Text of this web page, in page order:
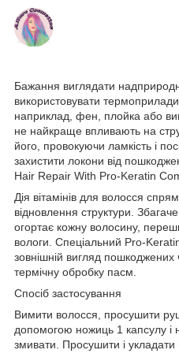
Бажання виглядати
використовувати
наприклад, фен, плойка або
не найкраще впливають на
його, провокуючи ламкість і
захистити локони від
Hair Repair With Pro-Keratin
Дія вітамінів для волосся
відновлення структури.
огортає кожну волосину,
вологи. Спеціальний Pro-
зовнішній вигляд пошкоджених
термічну обробку пасм.
Спосіб застосування
Вимити волосся, просушити
допомогою ножиць 1 капсулу і
змивати. Просушити і укладати